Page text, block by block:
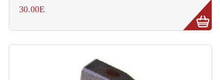
Machines À Fumées
Effets Projection Et Jet De CO2
30.00E